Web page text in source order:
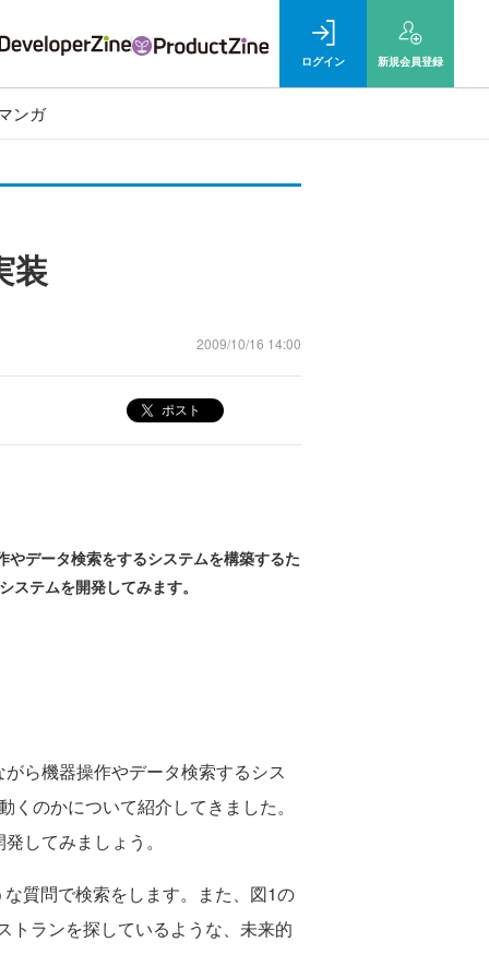
ログイン 新規会員登録
ンガ
装
2009/10/16 14:00
ポスト
データ検索をするシステムを構築するた
テムを開発してみます。
ら機器操作やデータ検索するシス
くのかについて紹介してきました。
してみましょう。
質問で検索をします。また、図1の
トランを探しているような、未来的